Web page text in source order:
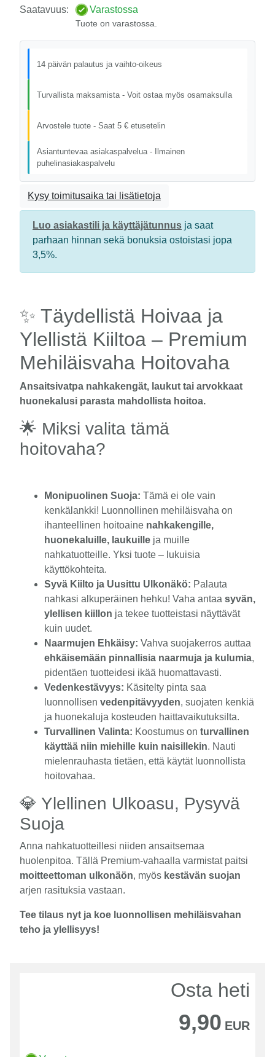
Saatavuus:
Varastossa
Tuote on varastossa.
14 päivän palautus ja vaihto-oikeus
Turvallista maksamista - Voit ostaa myös osamaksulla
Arvostele tuote - Saat 5 € etusetelin
Asiantuntevaa asiakaspalvelua - Ilmainen
puhelinasiakaspalvelu
Kysy toimitusaika tai lisätietoja
Luo asiakastili ja käyttäjätunnus ja saat
parhaan hinnan sekä bonuksia ostoistasi jopa
3,5%.
✨ Täydellistä Hoivaa ja
Ylellistä Kiiltoa – Premium
Mehiläisvaha Hoitovaha
Ansaitsivatpa nahkakengät, laukut tai arvokkaat
huonekalusi parasta mahdollista hoitoa.
🌟 Miksi valita tämä
hoitovaha?
Monipuolinen Suoja: Tämä ei ole vain
kenkälankki! Luonnollinen mehiläisvaha on
ihanteellinen hoitoaine nahkakengille,
huonekaluille, laukuille ja muille
nahkatuotteille. Yksi tuote – lukuisia
käyttökohteita.
Syvä Kiilto ja Uusittu Ulkonäkö: Palauta
nahkasi alkuperäinen hehku! Vaha antaa syvän,
ylellisen kiillon ja tekee tuotteistasi näyttävät
kuin uudet.
Naarmujen Ehkäisy: Vahva suojakerros auttaa
ehkäisemään pinnallisia naarmuja ja kulumia,
pidentäen tuotteidesi ikää huomattavasti.
Vedenkestävyys: Käsitelty pinta saa
luonnollisen vedenpitävyyden, suojaten kenkiä
ja huonekaluja kosteuden haittavaikutuksilta.
Turvallinen Valinta: Koostumus on turvallinen
käyttää niin miehille kuin naisillekin. Nauti
mielenrauhasta tietäen, että käytät luonnollista
hoitovahaa.
💎 Ylellinen Ulkoasu, Pysyvä
Suoja
Anna nahkatuotteillesi niiden ansaitsemaa
huolenpitoa. Tällä Premium-vahaalla varmistat paitsi
moitteettoman ulkonäön, myös kestävän suojan
arjen rasituksia vastaan.
Tee tilaus nyt ja koe luonnollisen mehiläisvahan
teho ja ylellisyys!
Osta heti
9,90 EUR